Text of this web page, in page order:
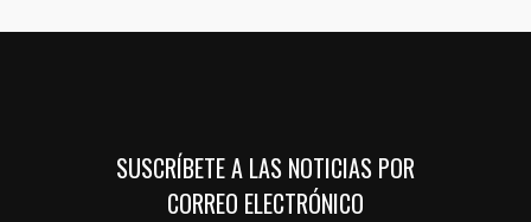
SUSCRÍBETE A LAS NOTICIAS POR
CORREO ELECTRÓNICO